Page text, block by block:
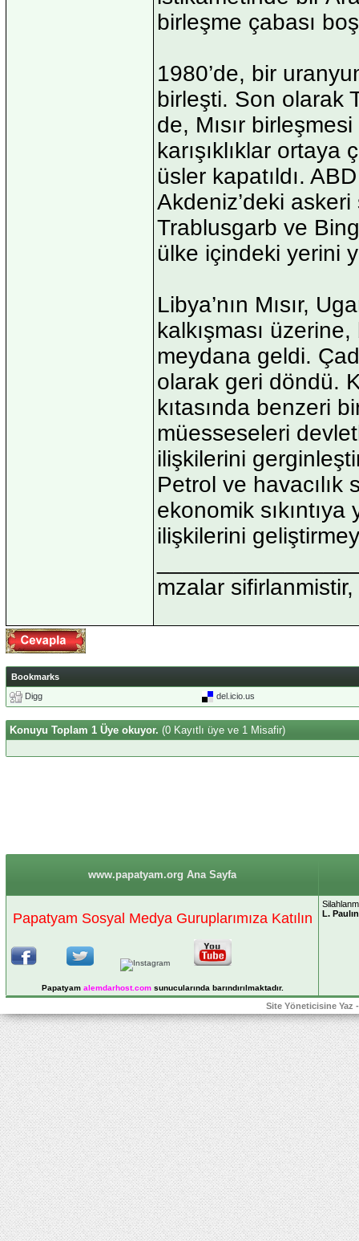
birleşme çabası
1980’de, bir
birleşti. Son olarak
de, Mısır
karışıklıklar ortaya
üsler kapatıldı.
Akdeniz’deki
Trablusgarb ve
ülke içindeki yerini
Libya’nın Mısır,
kalkışması
meydana geldi.
olarak geri döndü.
kıtasında benzeri
müesseseleri
ilişkilerini
Petrol ve havacılık
ekonomik
ilişkilerini
mzalar
Bookmarks
Digg
del.icio.us
Konuyu Toplam 1 Üye okuyor. (0 Kayıtlı üye ve 1 Misafir)
www.papatyam.org Ana Sayfa
Papatyam Sosyal Medya Guruplarımıza Katılın
Papatyam alemdarhost.comsunucularında barındırılmaktadır.
L.
Site Yöneticisine Yaz